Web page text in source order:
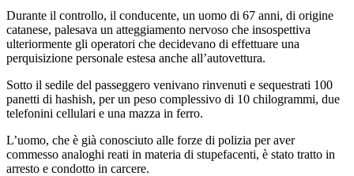
Durante il controllo, il conducente, un uomo di 67 anni, di origine
catanese, palesava un atteggiamento nervoso che insospettiva
ulteriormente gli operatori che decidevano di effettuare una
perquisizione personale estesa anche all’autovettura.
Sotto il sedile del passeggero venivano rinvenuti e sequestrati 100
panetti di hashish, per un peso complessivo di 10 chilogrammi, due
telefonini cellulari e una mazza in ferro.
L’uomo, che è già conosciuto alle forze di polizia per aver
commesso analoghi reati in materia di stupefacenti, è stato tratto in
arresto e condotto in carcere.